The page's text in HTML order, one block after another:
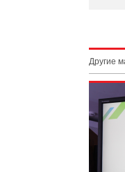
Другие